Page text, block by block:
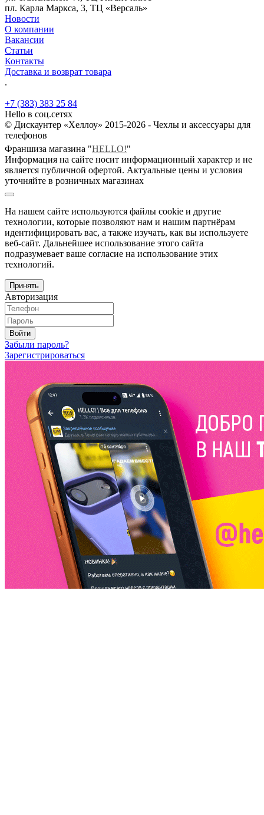
пл. Карла Маркса, 3, ТЦ «Версаль»
Новости
О компании
Вакансии
Статьи
Контакты
Доставка и возврат товара
.
+7 (383) 383 25 84
Hello в соц.сетях
© Дискаунтер «Хеллоу» 2015-2026 - Чехлы и аксессуары для
телефонов
Франшиза магазина "HELLO!"
Информация на сайте носит информационный характер и не
является публичной офертой. Актуальные цены и условия
уточняйте в розничных магазинах
На нашем сайте используются файлы cookie и другие
технологии, которые позволяют нам и нашим партнёрам
идентифицировать вас, а также изучать, как вы используете
веб-сайт. Дальнейшее использование этого сайта
подразумевает ваше согласие на использование этих
технологий.
Принять
Авторизация
Войти
Забыли пароль?
Зарегистрироваться